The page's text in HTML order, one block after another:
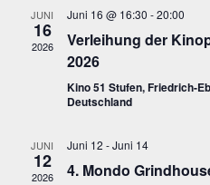
JUNI
16
2026
Juni 16 @ 16:30 -20:00
Verleihung der
2026
Kino 51 Stufen, Friedrich-
Deutschland
JUNI
12
2026
Juni 12 -Juni 14
4. Mondo